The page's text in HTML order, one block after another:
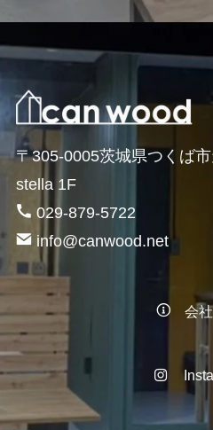
〒305-0005茨城県つくば
stella 1F
029-879-5722
info@canwood.net
会社